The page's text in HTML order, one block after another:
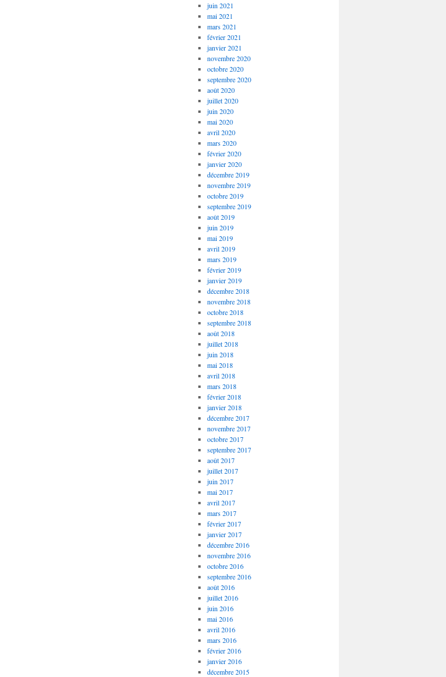
juin 2021
mai 2021
mars 2021
février 2021
janvier 2021
novembre 2020
octobre 2020
septembre 2020
août 2020
juillet 2020
juin 2020
mai 2020
avril 2020
mars 2020
février 2020
janvier 2020
décembre 2019
novembre 2019
octobre 2019
septembre 2019
août 2019
juin 2019
mai 2019
avril 2019
mars 2019
février 2019
janvier 2019
décembre 2018
novembre 2018
octobre 2018
septembre 2018
août 2018
juillet 2018
juin 2018
mai 2018
avril 2018
mars 2018
février 2018
janvier 2018
décembre 2017
novembre 2017
octobre 2017
septembre 2017
août 2017
juillet 2017
juin 2017
mai 2017
avril 2017
mars 2017
février 2017
janvier 2017
décembre 2016
novembre 2016
octobre 2016
septembre 2016
août 2016
juillet 2016
juin 2016
mai 2016
avril 2016
mars 2016
février 2016
janvier 2016
décembre 2015